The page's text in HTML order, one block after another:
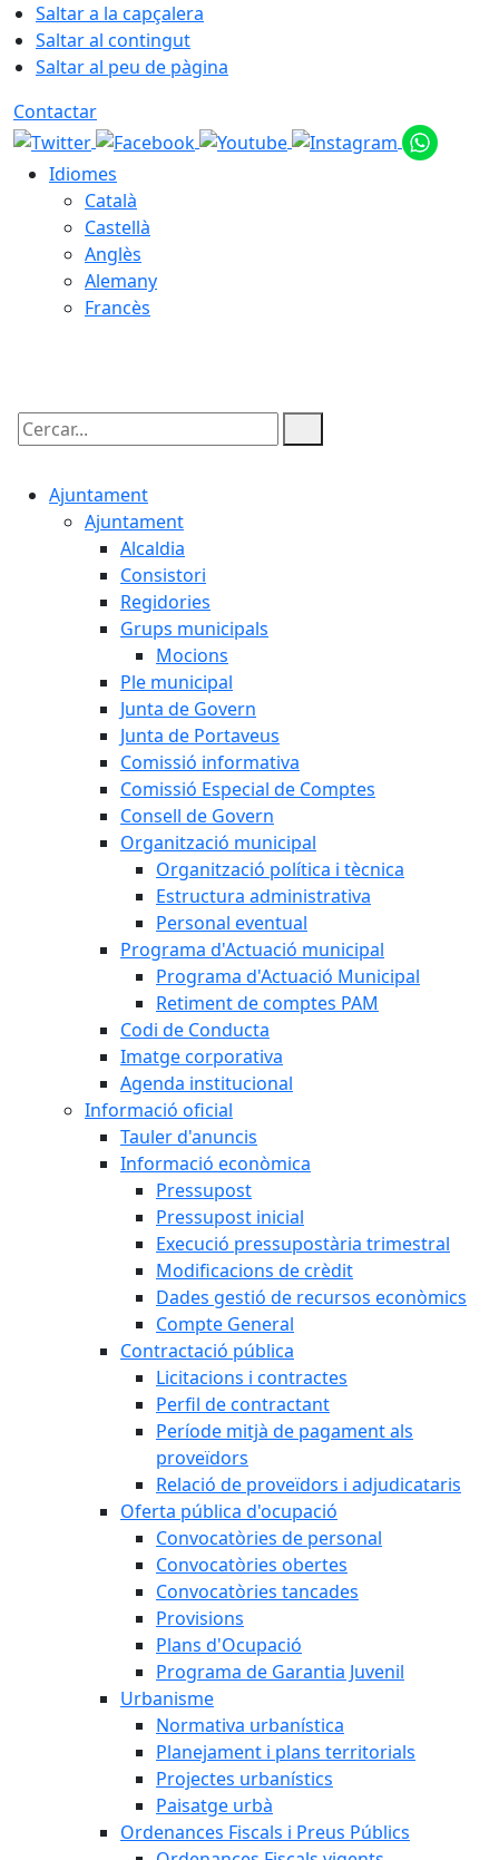
Saltar a la capçalera
Saltar al contingut
Saltar al peu de pàgina
Contactar
Idiomes
Català
Castellà
Anglès
Alemany
Francès
Cercar:
Ajuntament
Ajuntament
Alcaldia
Consistori
Regidories
Grups municipals
Mocions
Ple municipal
Junta de Govern
Junta de Portaveus
Comissió informativa
Comissió Especial de Comptes
Consell de Govern
Organització municipal
Organització política i tècnica
Estructura administrativa
Personal eventual
Programa d'Actuació municipal
Programa d'Actuació Municipal
Retiment de comptes PAM
Codi de Conducta
Imatge corporativa
Agenda institucional
Informació oficial
Tauler d'anuncis
Informació econòmica
Pressupost
Pressupost inicial
Execució pressupostària trimestral
Modificacions de crèdit
Dades gestió de recursos econòmics
Compte General
Contractació pública
Licitacions i contractes
Perfil de contractant
Període mitjà de pagament als
proveïdors
Relació de proveïdors i adjudicataris
Oferta pública d'ocupació
Convocatòries de personal
Convocatòries obertes
Convocatòries tancades
Provisions
Plans d'Ocupació
Programa de Garantia Juvenil
Urbanisme
Normativa urbanística
Planejament i plans territorials
Projectes urbanístics
Paisatge urbà
Ordenances Fiscals i Preus Públics